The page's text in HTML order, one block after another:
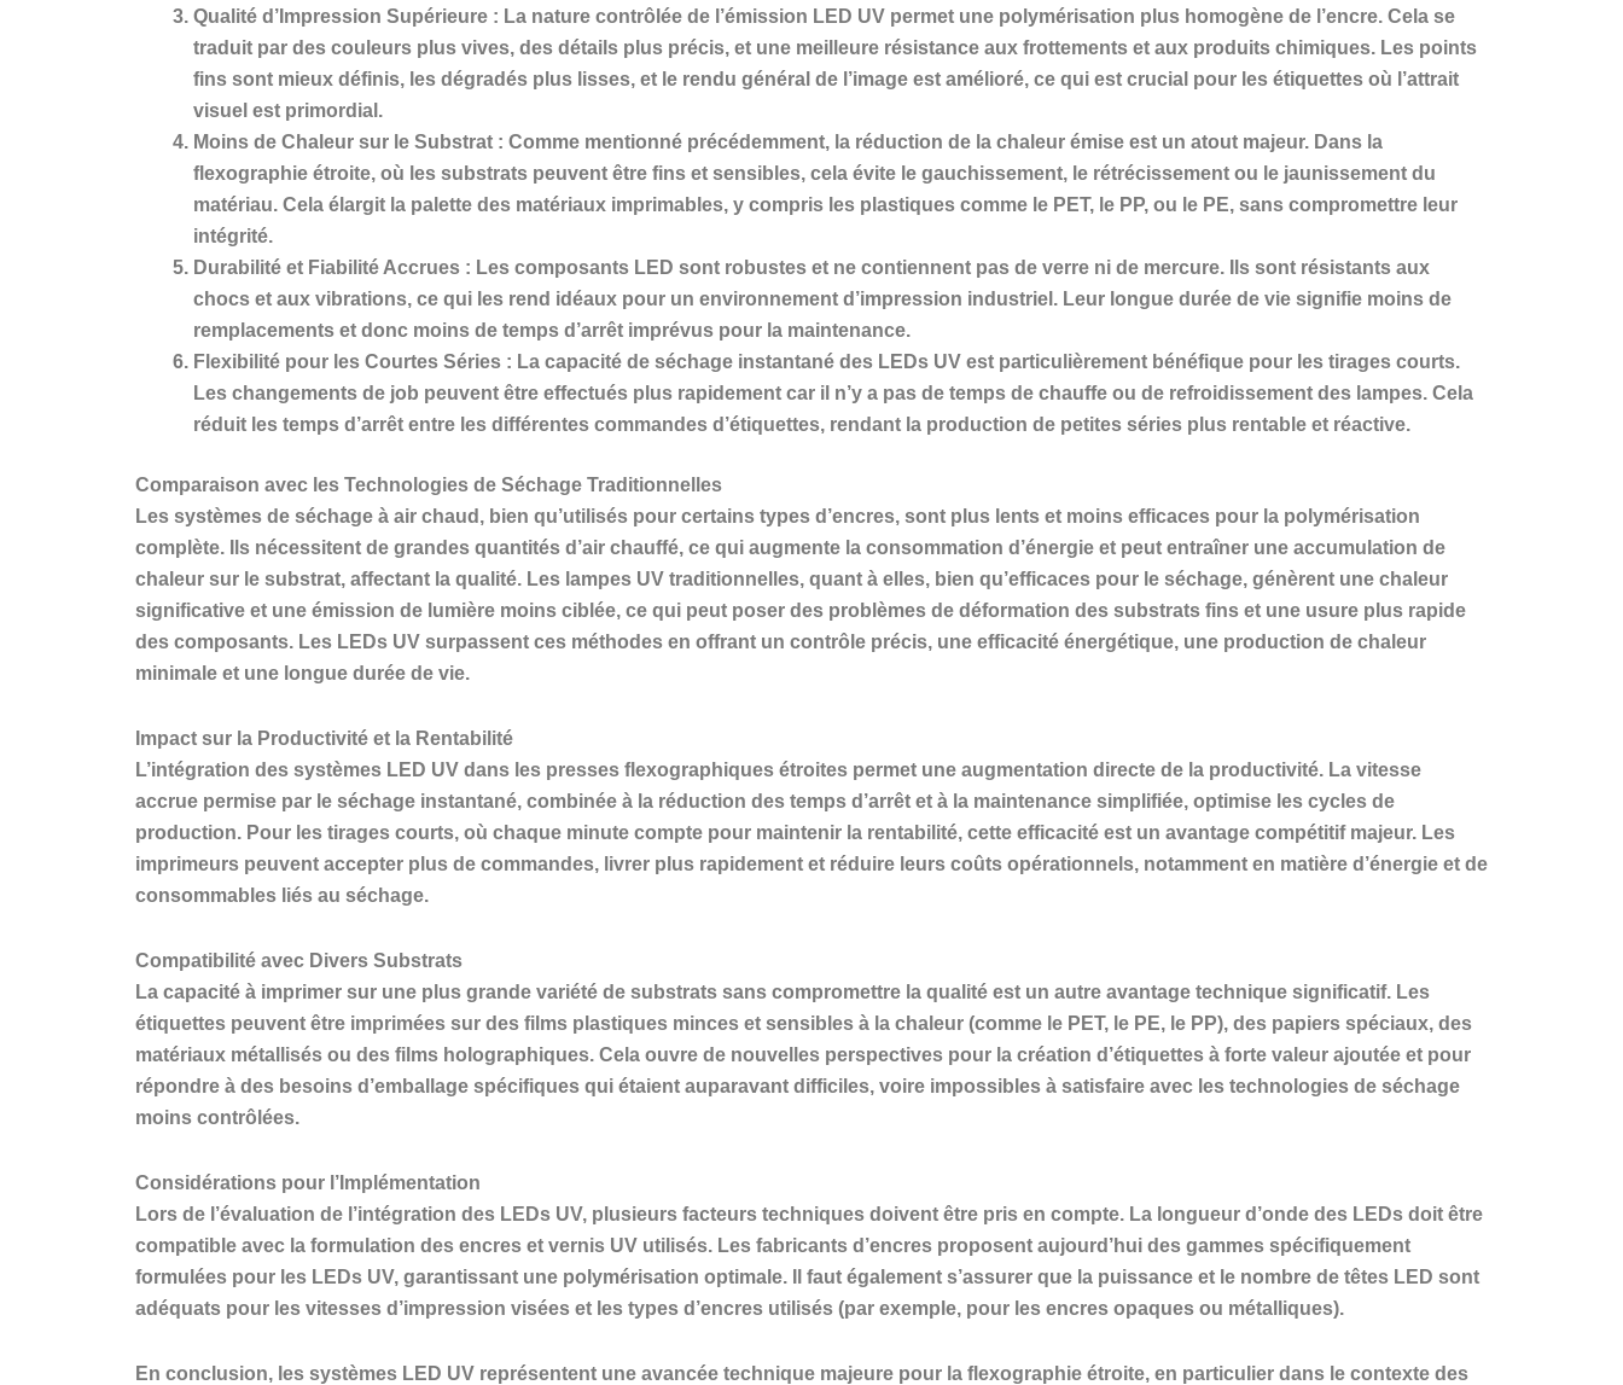
Qualité d’Impression Supérieure : La nature contrôlée de l’émission LED UV permet une polymérisation plus homogène de l’encre. Cela se
traduit par des couleurs plus vives, des détails plus précis, et une meilleure résistance aux frottements et aux produits chimiques. Les points
fins sont mieux définis, les dégradés plus lisses, et le rendu général de l’image est amélioré, ce qui est crucial pour les étiquettes où l’attrait
visuel est primordial.
Moins de Chaleur sur le Substrat : Comme mentionné précédemment, la réduction de la chaleur émise est un atout majeur. Dans la
flexographie étroite, où les substrats peuvent être fins et sensibles, cela évite le gauchissement, le rétrécissement ou le jaunissement du
matériau. Cela élargit la palette des matériaux imprimables, y compris les plastiques comme le PET, le PP, ou le PE, sans compromettre leur
intégrité.
Durabilité et Fiabilité Accrues : Les composants LED sont robustes et ne contiennent pas de verre ni de mercure. Ils sont résistants aux
chocs et aux vibrations, ce qui les rend idéaux pour un environnement d’impression industriel. Leur longue durée de vie signifie moins de
remplacements et donc moins de temps d’arrêt imprévus pour la maintenance.
Flexibilité pour les Courtes Séries : La capacité de séchage instantané des LEDs UV est particulièrement bénéfique pour les tirages courts.
Les changements de job peuvent être effectués plus rapidement car il n’y a pas de temps de chauffe ou de refroidissement des lampes. Cela
réduit les temps d’arrêt entre les différentes commandes d’étiquettes, rendant la production de petites séries plus rentable et réactive.
Comparaison avec les Technologies de Séchage Traditionnelles
Les systèmes de séchage à air chaud, bien qu’utilisés pour certains types d’encres, sont plus lents et moins efficaces pour la polymérisation
complète. Ils nécessitent de grandes quantités d’air chauffé, ce qui augmente la consommation d’énergie et peut entraîner une accumulation de
chaleur sur le substrat, affectant la qualité. Les lampes UV traditionnelles, quant à elles, bien qu’efficaces pour le séchage, génèrent une chaleur
significative et une émission de lumière moins ciblée, ce qui peut poser des problèmes de déformation des substrats fins et une usure plus rapide
des composants. Les LEDs UV surpassent ces méthodes en offrant un contrôle précis, une efficacité énergétique, une production de chaleur
minimale et une longue durée de vie.
Impact sur la Productivité et la Rentabilité
L’intégration des systèmes LED UV dans les presses flexographiques étroites permet une augmentation directe de la productivité. La vitesse
accrue permise par le séchage instantané, combinée à la réduction des temps d’arrêt et à la maintenance simplifiée, optimise les cycles de
production. Pour les tirages courts, où chaque minute compte pour maintenir la rentabilité, cette efficacité est un avantage compétitif majeur. Les
imprimeurs peuvent accepter plus de commandes, livrer plus rapidement et réduire leurs coûts opérationnels, notamment en matière d’énergie et de
consommables liés au séchage.
Compatibilité avec Divers Substrats
La capacité à imprimer sur une plus grande variété de substrats sans compromettre la qualité est un autre avantage technique significatif. Les
étiquettes peuvent être imprimées sur des films plastiques minces et sensibles à la chaleur (comme le PET, le PE, le PP), des papiers spéciaux, des
matériaux métallisés ou des films holographiques. Cela ouvre de nouvelles perspectives pour la création d’étiquettes à forte valeur ajoutée et pour
répondre à des besoins d’emballage spécifiques qui étaient auparavant difficiles, voire impossibles à satisfaire avec les technologies de séchage
moins contrôlées.
Considérations pour l’Implémentation
Lors de l’évaluation de l’intégration des LEDs UV, plusieurs facteurs techniques doivent être pris en compte. La longueur d’onde des LEDs doit être
compatible avec la formulation des encres et vernis UV utilisés. Les fabricants d’encres proposent aujourd’hui des gammes spécifiquement
formulées pour les LEDs UV, garantissant une polymérisation optimale. Il faut également s’assurer que la puissance et le nombre de têtes LED sont
adéquats pour les vitesses d’impression visées et les types d’encres utilisés (par exemple, pour les encres opaques ou métalliques).
En conclusion, les systèmes LED UV représentent une avancée technique majeure pour la flexographie étroite, en particulier dans le contexte des